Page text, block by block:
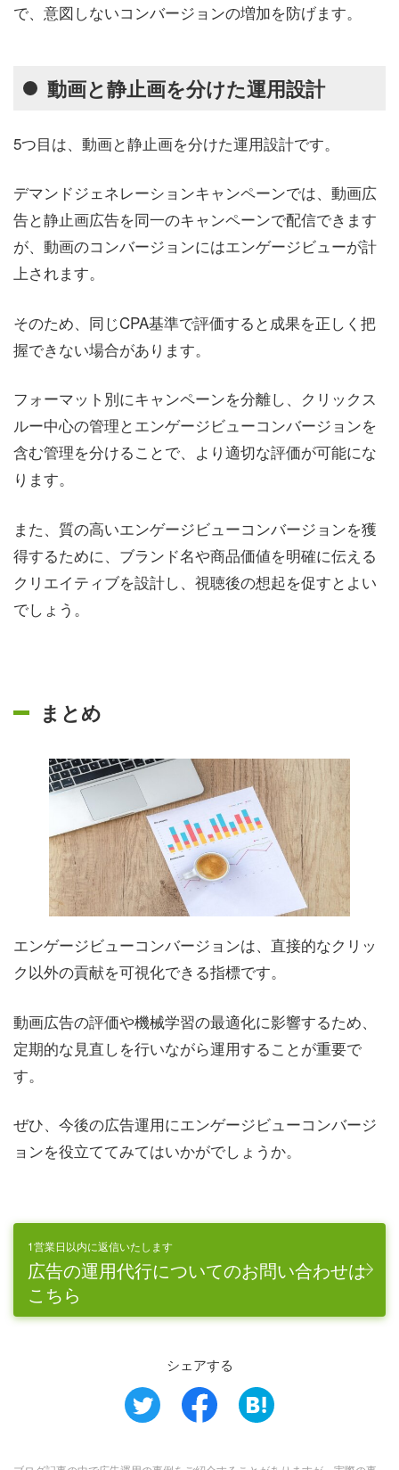
で、意図しないコンバージョンの増加を防げます。
動画と静止画を分けた運用設計
5つ目は、動画と静止画を分けた運用設計です。
デマンドジェネレーションキャンペーンでは、動画広
告と静止画広告を同一のキャンペーンで配信できます
が、動画のコンバージョンにはエンゲージビューが計
上されます。
そのため、同じCPA基準で評価すると成果を正しく把
握できない場合があります。
フォーマット別にキャンペーンを分離し、クリックス
ルー中心の管理とエンゲージビューコンバージョンを
含む管理を分けることで、より適切な評価が可能にな
ります。
また、質の高いエンゲージビューコンバージョンを獲
得するために、ブランド名や商品価値を明確に伝える
クリエイティブを設計し、視聴後の想起を促すとよい
でしょう。
まとめ
エンゲージビューコンバージョンは、直接的なクリッ
ク以外の貢献を可視化できる指標です。
動画広告の評価や機械学習の最適化に影響するため、
定期的な見直しを行いながら運用することが重要で
す。
ぜひ、今後の広告運用にエンゲージビューコンバージ
ョンを役立ててみてはいかがでしょうか。
1営業日以内に返信いたします
広告の運用代行についてのお問い合わせは
こちら
シェアする